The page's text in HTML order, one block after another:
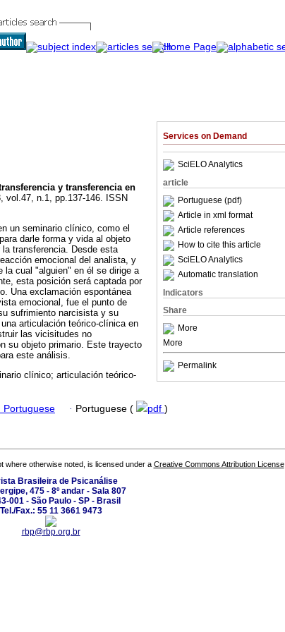
Services on Demand
SciELO Analytics
article
Portuguese (pdf)
Article in xml format
Article references
How to cite this article
SciELO Analytics
Automatic translation
Indicators
Share
More
More
Permalink
y transferencia en
vol.47, n.1, pp.137-146. ISSN
un seminario clínico, como el
darle forma y vida al objeto
transferencia. Desde esta
emocional del analista, y
la cual "alguien" en él se dirige a
esta posición será captada por
Una exclamación espontánea
emocional, fue el punto de
sufrimiento narcisista y su
articulación teórico-clínica en
las vicisitudes no
su objeto primario. Este trayecto
este análisis.
clínico; articulación teórico-
Portuguese · Portuguese ( pdf )
where otherwise noted, is licensed under a Creative Commons Attribution License
Brasileira de Psicanálise
475 - 8º andar - Sala 807
001 - São Paulo - SP - Brasil
Tel./Fax.: 55 11 3661 9473
rbp@rbp.org.br